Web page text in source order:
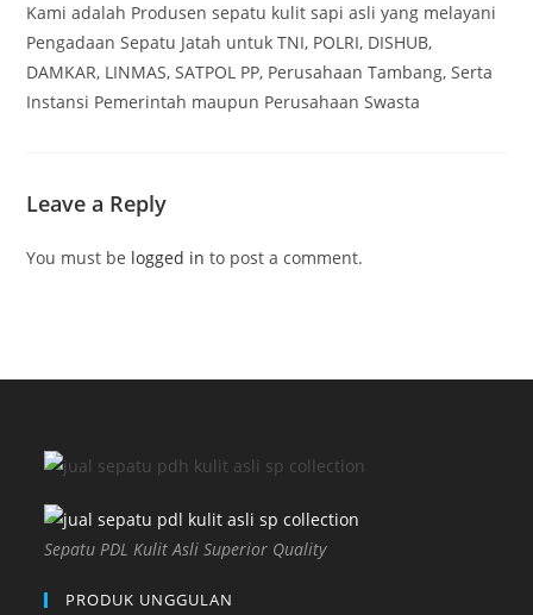
Kami adalah Produsen sepatu kulit sapi asli yang melayani
Pengadaan Sepatu Jatah untuk TNI, POLRI, DISHUB,
DAMKAR, LINMAS, SATPOL PP, Perusahaan Tambang, Serta
Instansi Pemerintah maupun Perusahaan Swasta
Leave a Reply
You must be logged in to post a comment.
Sepatu PDL Kulit Asli Superior Quality
PRODUK UNGGULAN